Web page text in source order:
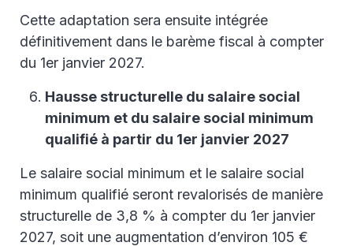
Cette adaptation sera ensuite intégrée
définitivement dans le barème fiscal à compter
du 1er janvier 2027.
Hausse structurelle du salaire social
minimum et du salaire social minimum
qualifié à partir du 1er janvier 2027
Le salaire social minimum et le salaire social
minimum qualifié seront revalorisés de manière
structurelle de 3,8 % à compter du 1er janvier
2027, soit une augmentation d’environ 105 €